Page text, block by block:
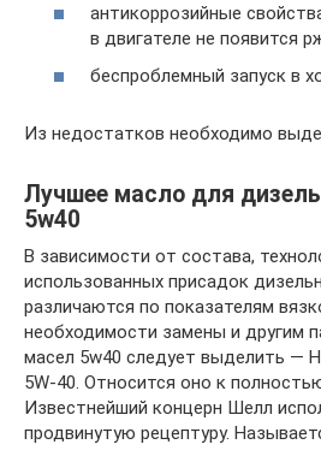
антикоррозийные
в двигателе не появится
беспроблемный запуск в
Из недостатков необходимо
Лучшее масло для
5w40
В зависимости от состава,
использованных присадок
различаются по показателям
необходимости замены и другим
масел 5w40 следует выделить —
5W-40. Относится оно к
Известнейший концерн Шелл
продвинутую рецептуру.